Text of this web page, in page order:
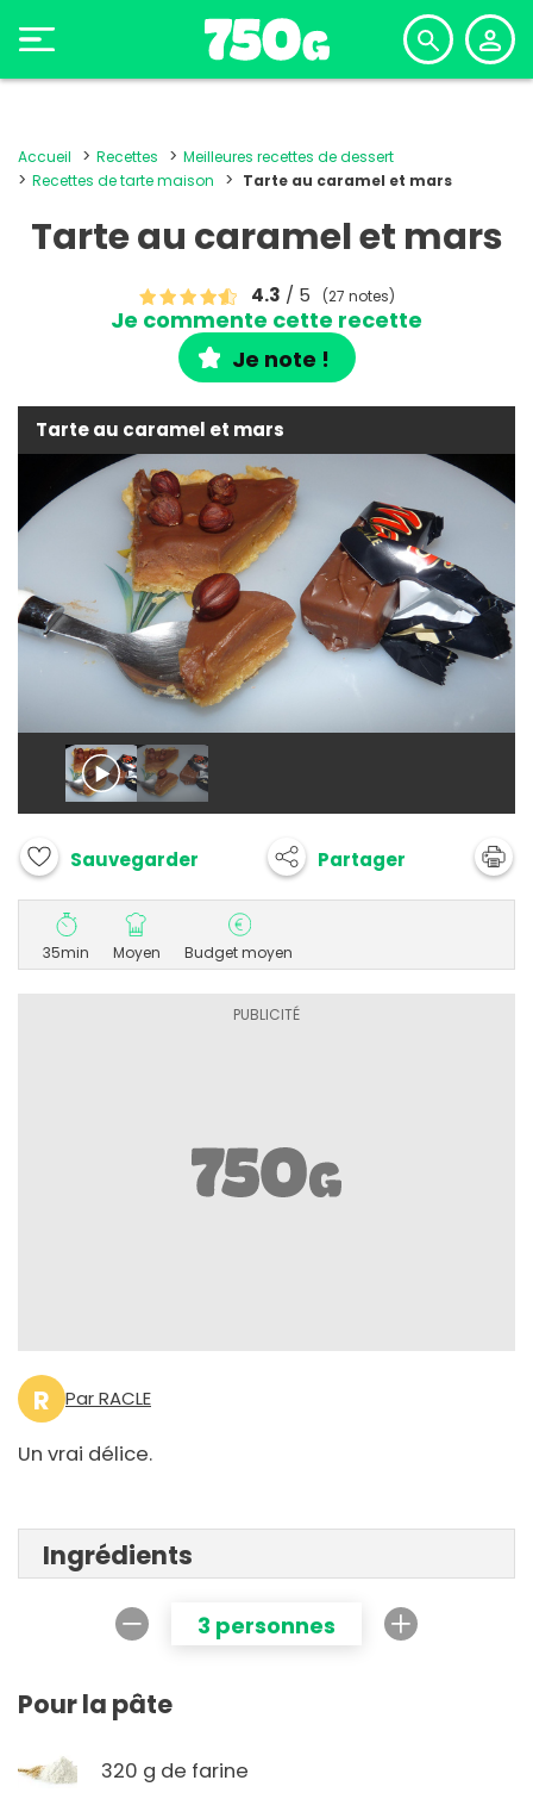
Accueil Recettes
Meilleures recettes de dessert
Recettes de tarte maison
Tarte au caramel et mars
Tarte au caramel et mars
4.3 / 5 (27 notes)
Je commente cette recette
Je note !
Tarte au caramel et mars
Sauvegarder Partager
35min Moyen Budget moyen
R Par RACLE
Un vrai délice.
Ingrédients
3 personnes
Pour la pâte
320 g de farine